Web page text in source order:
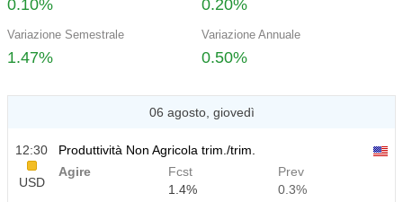
0.10% 0.20%
Variazione Semestrale
1.47%
Variazione Annuale
0.50%
06 agosto, giovedì
12:30
USD
Produttività Non Agricola trim./trim.
Agire
Fcst
1.4%
Prev
0.3%